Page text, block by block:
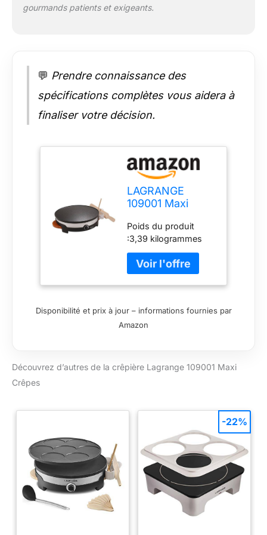
gourmands patients et exigeants.
💬 Prendre connaissance des
spécifications complètes vous aidera à
finaliser votre décision.
LAGRANGE
109001 Maxi
Grande Plaque
Poids du produit
:3,39 kilogrammes
Disponibilité et prix à jour – informations fournies par
Amazon
Découvrez d’autres de la crêpière Lagrange 109001 Maxi
Crêpes
-22%